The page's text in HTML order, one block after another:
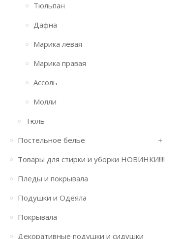
Тюльпан
Дафна
Марика левая
Марика правая
Ассоль
Молли
Тюль
Постельное белье
Товары для стирки и уборки НОВИНКИ!!!!
Пледы и покрывала
Подушки и Одеяла
Покрывала
Декоративные подушки и сидушки